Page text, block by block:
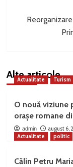
Alte articole
Actualitate Turism
O nouă viziune
orașe romane
admin
august 6,
Actualitate
politic
Călin Petru